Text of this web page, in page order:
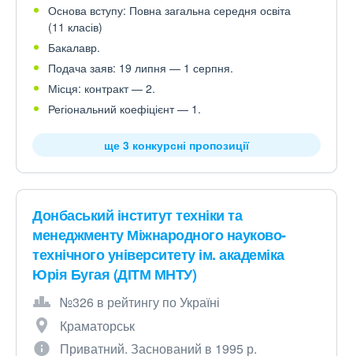
Основа вступу: Повна загальна середня освіта
(11 класів)
Бакалавр.
Подача заяв: 19 липня — 1 серпня.
Місця: контракт — 2.
Регіональний коефіцієнт — 1.
ще 3 конкурсні пропозиції
Донбаський інститут техніки та
менеджменту Міжнародного науково-
технічного університету ім. академіка
Юрія Бугая (ДІТМ МНТУ)
№326 в рейтингу по Україні
Краматорськ
Приватний. Заснований в 1995 р.